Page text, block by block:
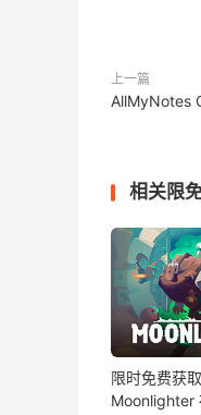
上一篇
AllMyNotes
相关限
限时免费获
Moonlighter